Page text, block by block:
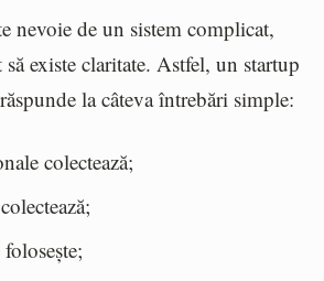
nevoie de un sistem complicat,
existe claritate. Astfel, un startup
la câteva întrebări simple:
colectează;